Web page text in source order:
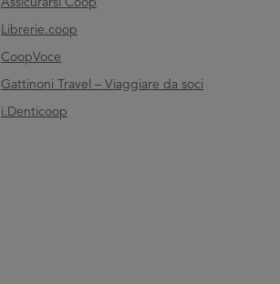
Librerie.coop
CoopVoce
Gattinoni Travel – Viaggiare da soci
i.Denticoop